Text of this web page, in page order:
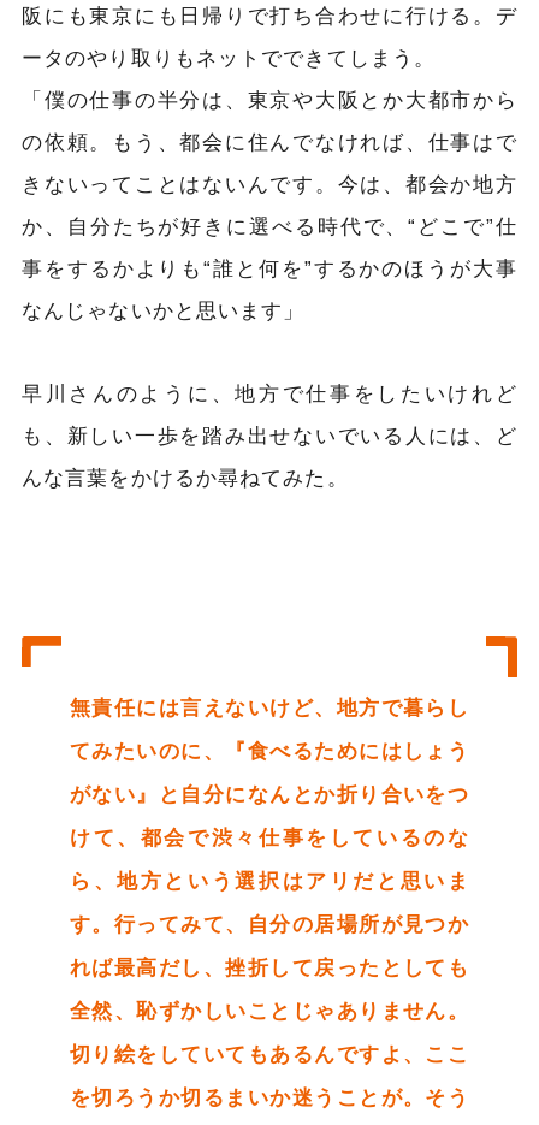
阪にも東京にも日帰りで打ち合わせに行ける。デ
ータのやり取りもネットでできてしまう。
「僕の仕事の半分は、東京や大阪とか大都市から
の依頼。もう、都会に住んでなければ、仕事はで
きないってことはないんです。今は、都会か地方
か、自分たちが好きに選べる時代で、“どこで”仕
事をするかよりも“誰と何を”するかのほうが大事
なんじゃないかと思います」
早川さんのように、地方で仕事をしたいけれど
も、新しい一歩を踏み出せないでいる人には、ど
んな言葉をかけるか尋ねてみた。
無責任には言えないけど、地方で暮らし
てみたいのに、『食べるためにはしょう
がない』と自分になんとか折り合いをつ
けて、都会で渋々仕事をしているのな
ら、地方という選択はアリだと思いま
す。行ってみて、自分の居場所が見つか
れば最高だし、挫折して戻ったとしても
全然、恥ずかしいことじゃありません。
切り絵をしていてもあるんですよ、ここ
を切ろうか切るまいか迷うことが。そう